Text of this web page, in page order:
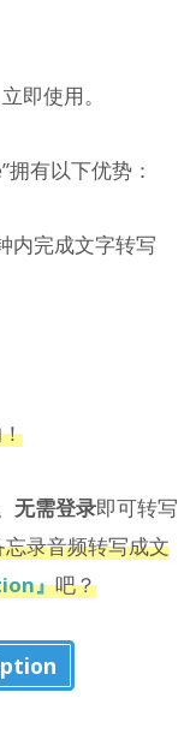
立即使用。
有以下优势：
内完成文字转写
无需登录即可转写
录音频转写成文
』吧？